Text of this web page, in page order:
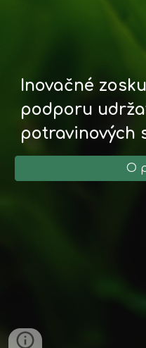
Inovačné
podporu
potravinových
O